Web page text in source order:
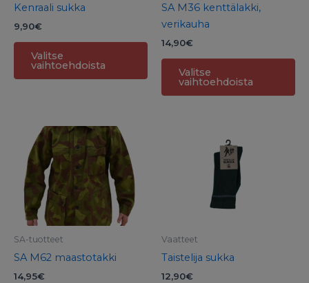
Kenraali sukka
9,90€
Valitse
vaihtoehdoista
tuotteen
sivulla.
SA M36 kenttälakki,
verikauha
14,90€
Valitse
vaihtoehdoista
SA-tuotteet
SA M62 maastotakki
14,95€
Vaatteet
Taistelija sukka
12,90€